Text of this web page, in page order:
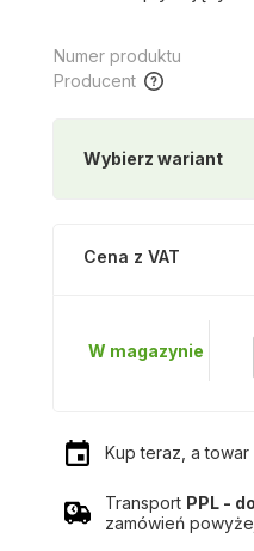
Numer produktu
Producent
Wybierz wariant
Cena z VAT
W magazynie
Kup teraz, a
Transport PPL -
zamówień